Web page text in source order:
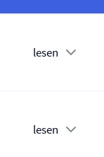
lesen
lesen